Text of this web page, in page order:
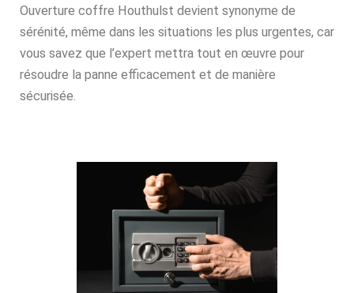
Ouverture coffre Houthulst devient synonyme de
sérénité, même dans les situations les plus urgentes, car
vous savez que l’expert mettra tout en œuvre pour
résoudre la panne efficacement et de manière
sécurisée.